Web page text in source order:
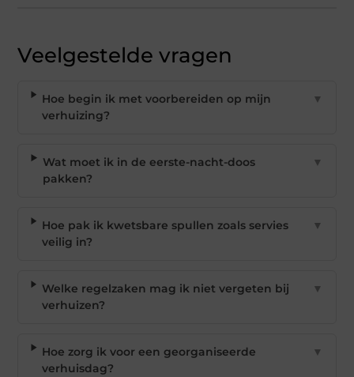
Veelgestelde vragen
Hoe begin ik met voorbereiden op mijn
verhuizing?
▼
Wat moet ik in de eerste-nacht-doos
pakken?
▼
Hoe pak ik kwetsbare spullen zoals servies
veilig in?
▼
Welke regelzaken mag ik niet vergeten bij
verhuizen?
▼
Hoe zorg ik voor een georganiseerde
verhuisdag?
▼